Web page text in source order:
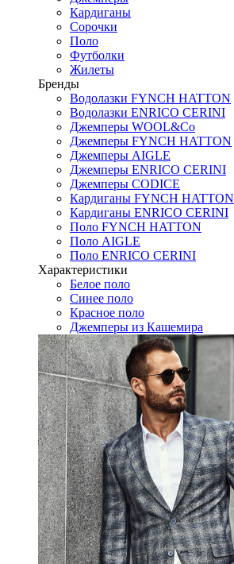
Кардиганы
Сорочки
Поло
Футболки
Жилеты
Бренды
Водолазки FYNCH HATTON
Водолазки ENRICO CERINI
Джемперы WOOL&Co
Джемперы FYNCH HATTON
Джемперы AIGLE
Джемперы ENRICO CERINI
Джемперы CODICE
Кардиганы FYNCH HATTON
Кардиганы ENRICO CERINI
Поло FYNCH HATTON
Поло AIGLE
Поло ENRICO CERINI
Характеристики
Белое поло
Синее поло
Красное поло
Джемперы из Кашемира